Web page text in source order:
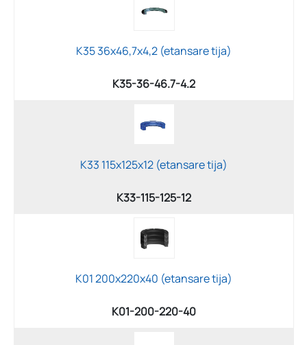
K35 36x46,7x4,2 (etansare tija)
K35-36-46.7-4.2
K33 115x125x12 (etansare tija)
K33-115-125-12
K01 200x220x40 (etansare tija)
K01-200-220-40